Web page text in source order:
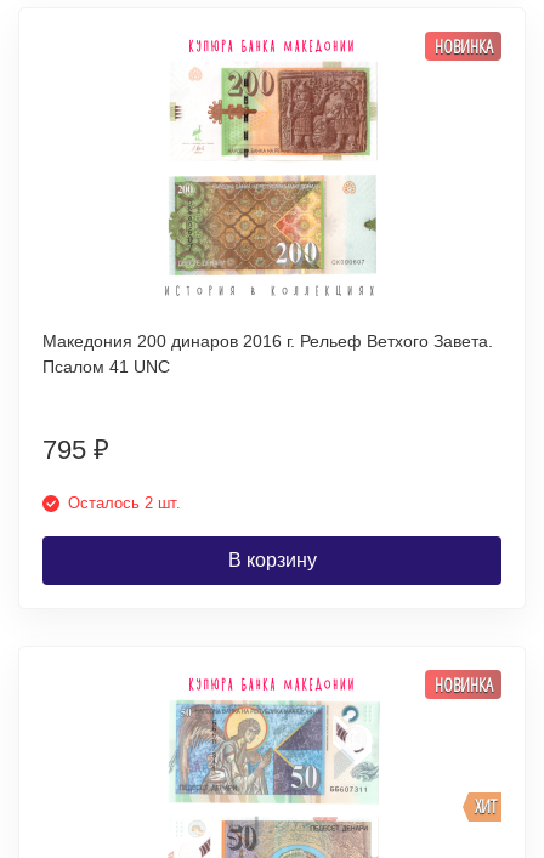
НОВИНКА
Македония 200 динаров 2016 г. Рельеф Ветхого Завета.
Псалом 41 UNC
795 ₽
Осталось 2 шт.
В корзину
ХИТ
НОВИНКА